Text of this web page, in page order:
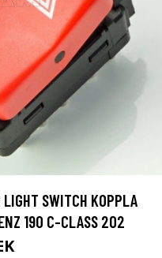
LIGHT SWITCH KOPPLA
190 C-CLASS 202